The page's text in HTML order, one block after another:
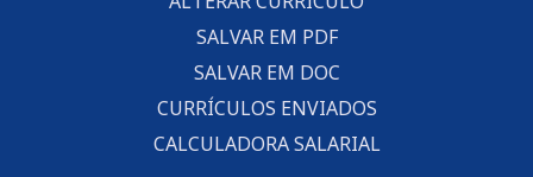
SALVAR EM PDF
SALVAR EM DOC
CURRÍCULOS ENVIADOS
CALCULADORA SALARIAL